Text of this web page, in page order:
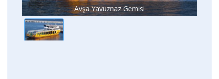
Avşa Yavuznaz Gemisi